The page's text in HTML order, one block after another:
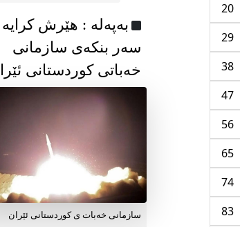
20
29
38
47
56
65
74
83
به‌په‌له‌ : هێرش کرایە
سەر بنکەی سازمانی
خەباتی کوردستانی
سازمانی خەبات ی کوردستانی ئێران